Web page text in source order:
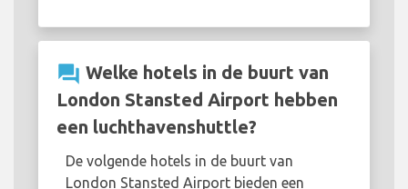
question_answer Welke hotels in de buurt van
London Stansted Airport hebben
een luchthavenshuttle?
De volgende hotels in de buurt van
London Stansted Airport bieden een